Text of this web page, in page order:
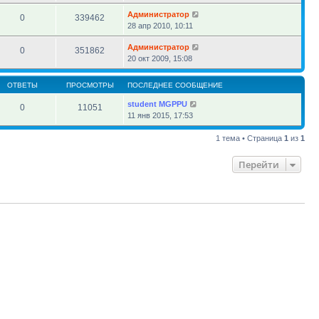
0 339462
Администратор
28 апр 2010, 10:11
0 351862
Администратор
20 окт 2009, 15:08
ОТВЕТЫ ПРОСМОТРЫ ПОСЛЕДНЕЕ СООБЩЕНИЕ
0 11051
student MGPPU
11 янв 2015, 17:53
1 тема • Страница 1 из 1
Перейти